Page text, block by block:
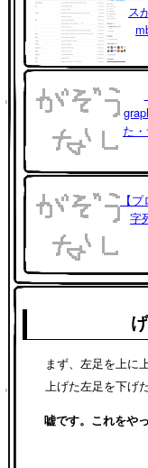
ス
た
【
字
まず、左足を上に
上げた左足を下げ
嘘です。これをや